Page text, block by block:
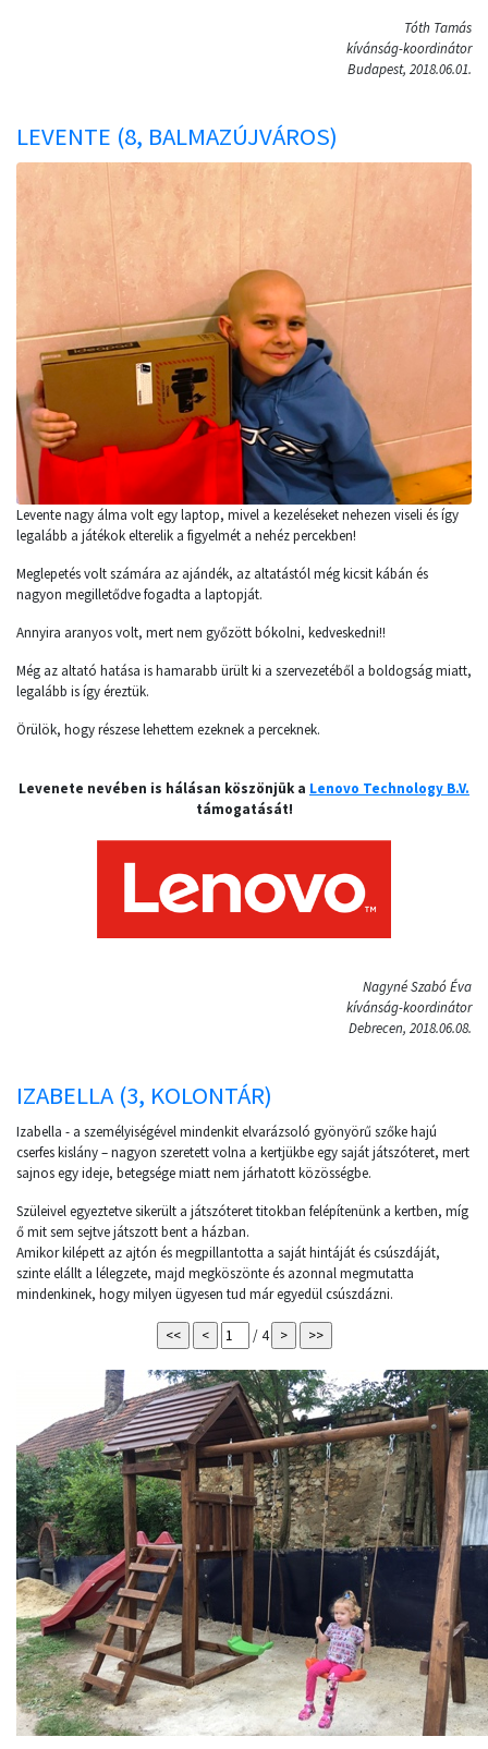
Tóth Tamás
kívánság-koordinátor
Budapest, 2018.06.01.
LEVENTE (8, BALMAZÚJVÁROS)
Levente nagy álma volt egy laptop, mivel a kezeléseket nehezen viseli és így
legalább a játékok elterelik a figyelmét a nehéz percekben!
Meglepetés volt számára az ajándék, az altatástól még kicsit kábán és
nagyon megilletődve fogadta a laptopját.
Annyira aranyos volt, mert nem győzött bókolni, kedveskedni!!
Még az altató hatása is hamarabb ürült ki a szervezetéből a boldogság miatt,
legalább is így éreztük.
Örülök, hogy részese lehettem ezeknek a perceknek.
Levenete nevében is hálásan köszönjük a Lenovo Technology B.V.
támogatását!
Nagyné Szabó Éva
kívánság-koordinátor
Debrecen, 2018.06.08.
IZABELLA (3, KOLONTÁR)
Izabella - a személyiségével mindenkit elvarázsoló gyönyörű szőke hajú
cserfes kislány – nagyon szeretett volna a kertjükbe egy saját játszóteret, mert
sajnos egy ideje, betegsége miatt nem járhatott közösségbe.
Szüleivel egyeztetve sikerült a játszóteret titokban felépítenünk a kertben, míg
ő mit sem sejtve játszott bent a házban.
Amikor kilépett az ajtón és megpillantotta a saját hintáját és csúszdáját,
szinte elállt a lélegzete, majd megköszönte és azonnal megmutatta
mindenkinek, hogy milyen ügyesen tud már egyedül csúszdázni.
/ 4